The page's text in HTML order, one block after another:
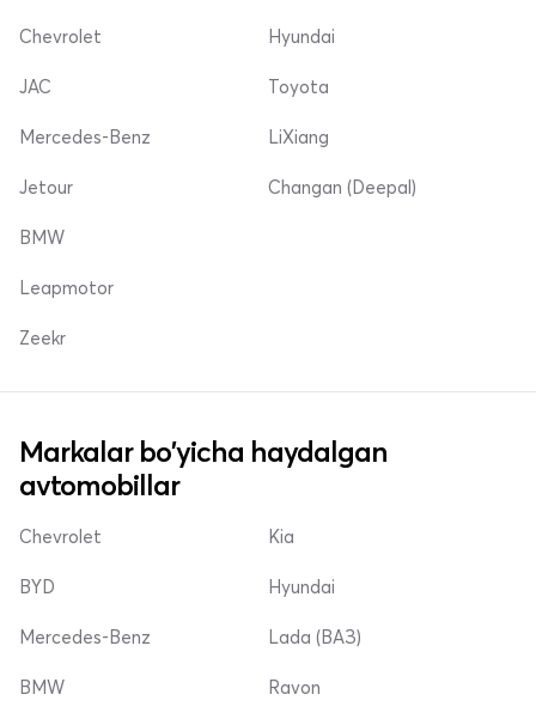
Chevrolet Hyundai
JAC
Mercedes-Benz
Jetour
Toyota
LiXiang
Changan (Deepal)
BMW
Leapmotor
Zeekr
Markalar bo'yicha haydalgan
avtomobillar
Chevrolet
BYD
Mercedes-Benz
Kia
Hyundai
Lada (ВАЗ)
BMW Ravon